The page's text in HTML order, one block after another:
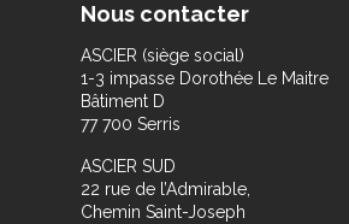
Nous contacter
ASCIER (siège social)
1-3 impasse Dorothée Le Maitre
Bâtiment D
77 700 Serris
ASCIER SUD
22 rue de l’Admirable,
Chemin Saint-Joseph